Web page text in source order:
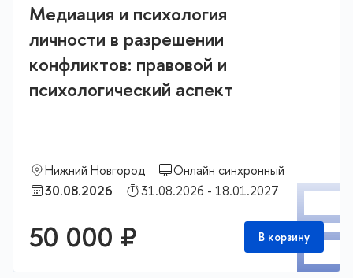
Медиация и психология
личности в разрешении
конфликтов: правовой и
психологический аспект
Нижний Новгород
Онлайн синхронный
30.08.2026
31.08.2026 - 18.01.2027
50 000 ₽ В корзину